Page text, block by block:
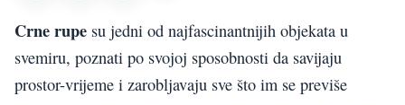
Crne rupe su jedni od najfascinantnijih objekata u
svemiru, poznati po svojoj sposobnosti da savijaju
prostor-vrijeme i zarobljavaju sve što im se previše